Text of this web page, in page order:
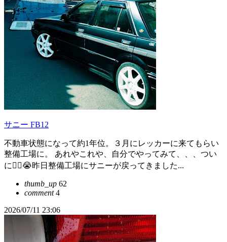
サニー FB12
不動車状態になって約1年位。３月にレッカーに来てもらい
整備工場に。 あれやこれや、自分でやってみて、、、つい
に😵‍💫😭昨日整備工場にサニーが戻ってきました...
thumb_up 62
comment4
2026/07/11 23:06